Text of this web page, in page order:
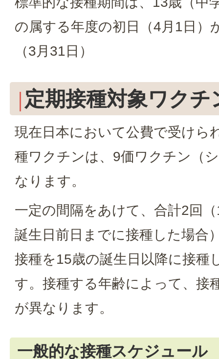
の属する年度の初日（4月1日）
（3月31日）
定期接種対象ワクチ
現在日本において公費で受けら
種ワクチンは、9価ワクチン（
なります。
一定の間隔をあけて、合計2回
誕生日前日までに接種した場合
接種を15歳の誕生日以降に接種
す。接種する年齢によって、接
が異なります。
一般的な接種スケジュール